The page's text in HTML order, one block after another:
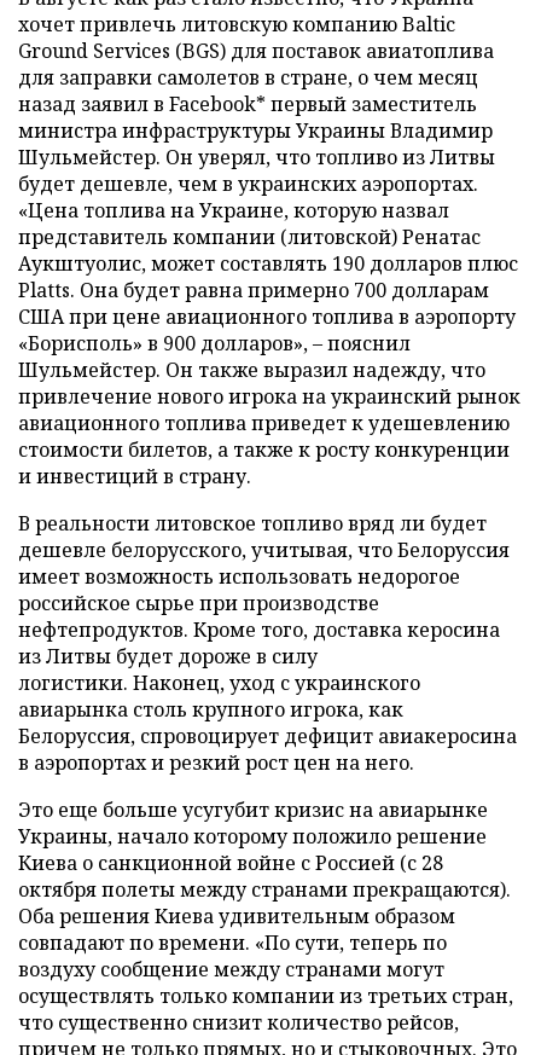
хочет привлечь литовскую компанию Baltic
Ground Services (BGS) для поставок авиатоплива
для заправки самолетов в стране, о чем месяц
назад заявил в Facebook* первый заместитель
министра инфраструктуры Украины Владимир
Шульмейстер. Он уверял, что топливо из Литвы
будет дешевле, чем в украинских аэропортах.
«Цена топлива на Украине, которую назвал
представитель компании (литовской) Ренатас
Аукштуолис, может составлять 190 долларов плюс
Platts. Она будет равна примерно 700 долларам
США при цене авиационного топлива в аэропорту
«Борисполь» в 900 долларов», – пояснил
Шульмейстер. Он также выразил надежду, что
привлечение нового игрока на украинский рынок
авиационного топлива приведет к удешевлению
стоимости билетов, а также к росту конкуренции
и инвестиций в страну.
В реальности литовское топливо вряд ли будет
дешевле белорусского, учитывая, что Белоруссия
имеет возможность использовать недорогое
российское сырье при производстве
нефтепродуктов. Кроме того, доставка керосина
из Литвы будет дороже в силу
логистики. Наконец, уход с украинского
авиарынка столь крупного игрока, как
Белоруссия, спровоцирует дефицит авиакеросина
в аэропортах и резкий рост цен на него.
Это еще больше усугубит кризис на авиарынке
Украины, начало которому положило решение
Киева о санкционной войне с Россией (с 28
октября полеты между странами прекращаются).
Оба решения Киева удивительным образом
совпадают по времени. «По сути, теперь по
воздуху сообщение между странами могут
осуществлять только компании из третьих стран,
что существенно снизит количество рейсов,
причем не только прямых, но и стыковочных. Это